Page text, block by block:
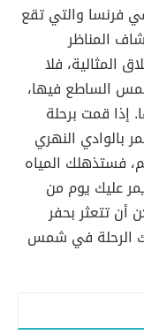
فرنسا والتي تقع
المناظر
المثالية، فلا
الساطع فيها،
قمت برحلة
بالوادي النهري
فستذهلك المياه
عليك يوم من
تتعثر بحفر
الرحلة في شمس